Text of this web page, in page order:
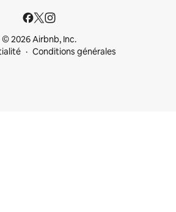
© 2026 Airbnb, Inc.
Conditions générales